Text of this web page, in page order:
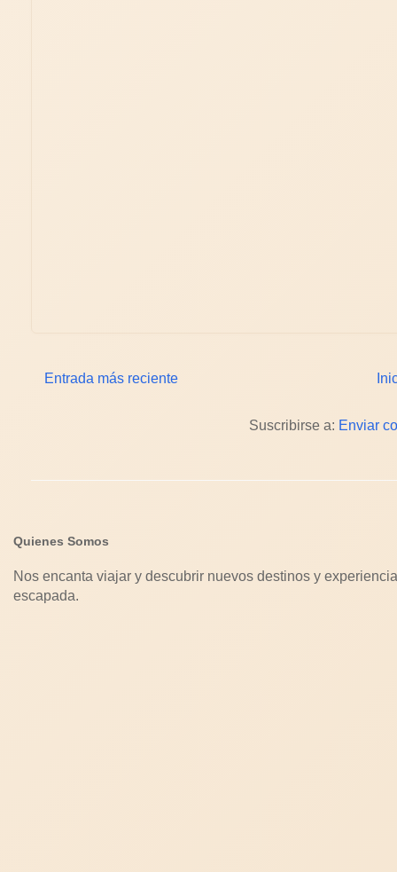
Entrada más reciente
Suscribirse a: Enviar
Quienes Somos
Nos encanta viajar y descubrir nuevos destinos y
escapada.